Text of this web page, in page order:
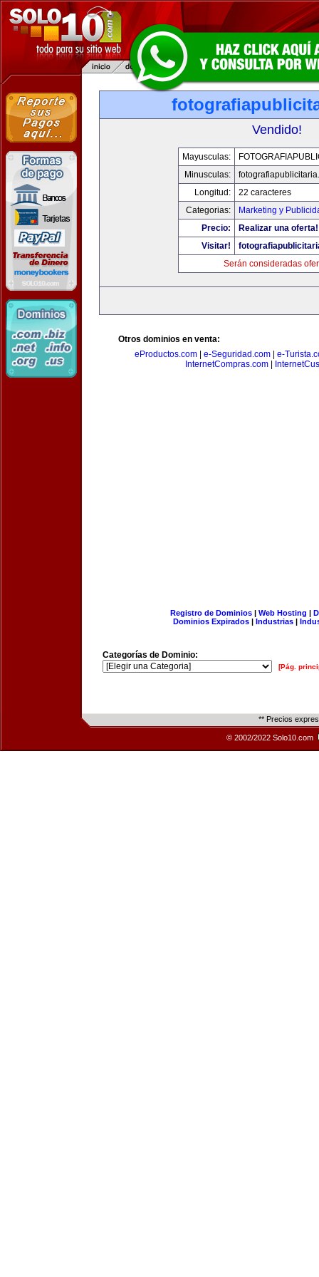
Vendido!
Mayusculas:
Minusculas:
Longitud:
22 caracteres
Categorias:
Marketing y
Precio:
Realizar una oferta!
Visitar!
Serán consideradas
Otros dominios en venta:
eProductos.com
e-Seguridad.com
e-
InternetCompras.com
Registro de Dominios| Web Hosting |
Dominios Expirados | Industrias |
Categorías de Dominio:
[Pág.
** Precios
© 2002/2022 Solo10.com